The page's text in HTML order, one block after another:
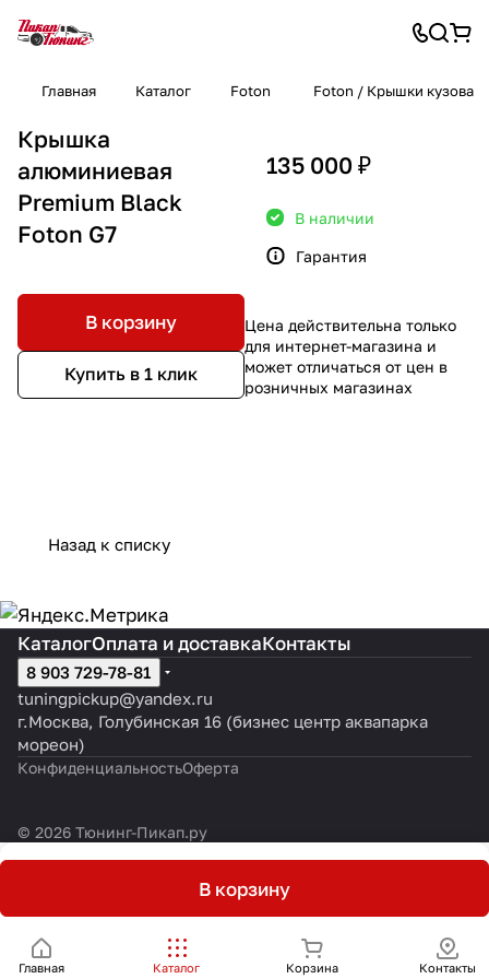
Главная Каталог Foton Foton / Крышки кузова
Крышка
алюминиевая
Premium Black
Foton G7
В корзину
Купить в 1 клик
135 000 ₽
В наличии
Гарантия
Цена действительна только
для интернет-магазина и
может отличаться от цен в
розничных магазинах
Назад к списку
В корзину
Главная Каталог Корзина Контакты
КаталогОплата и доставкаКонтакты
8 903 729-78-81
tuningpickup@yandex.ru
г.Москва, Голубинская 16 (бизнес центр аквапарка
мореон)
КонфиденциальностьОферта
© 2026 Тюнинг-Пикап.ру